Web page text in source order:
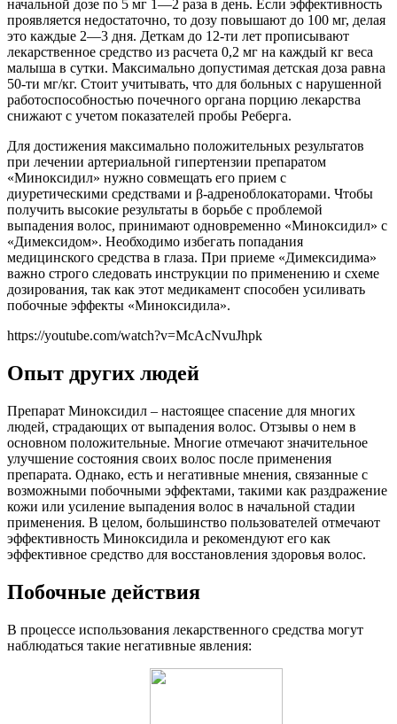
начальной дозе по 5 мг 1—2 раза в день. Если эффективность
проявляется недостаточно, то дозу повышают до 100 мг, делая
это каждые 2—3 дня. Деткам до 12-ти лет прописывают
лекарственное средство из расчета 0,2 мг на каждый кг веса
малыша в сутки. Максимально допустимая детская доза равна
50-ти мг/кг. Стоит учитывать, что для больных с нарушенной
работоспособностью почечного органа порцию лекарства
снижают с учетом показателей пробы Реберга.
Для достижения максимально положительных результатов
при лечении артериальной гипертензии препаратом
«Миноксидил» нужно совмещать его прием с
диуретическими средствами и β-адреноблокаторами. Чтобы
получить высокие результаты в борьбе с проблемой
выпадения волос, принимают одновременно «Миноксидил» с
«Димексидом». Необходимо избегать попадания
медицинского средства в глаза. При приеме «Димексидима»
важно строго следовать инструкции по применению и схеме
дозирования, так как этот медикамент способен усиливать
побочные эффекты «Миноксидила».
https://youtube.com/watch?v=McAcNvuJhpk
Опыт других людей
Препарат Миноксидил – настоящее спасение для многих
людей, страдающих от выпадения волос. Отзывы о нем в
основном положительные. Многие отмечают значительное
улучшение состояния своих волос после применения
препарата. Однако, есть и негативные мнения, связанные с
возможными побочными эффектами, такими как раздражение
кожи или усиление выпадения волос в начальной стадии
применения. В целом, большинство пользователей отмечают
эффективность Миноксидила и рекомендуют его как
эффективное средство для восстановления здоровья волос.
Побочные действия
В процессе использования лекарственного средства могут
наблюдаться такие негативные явления: